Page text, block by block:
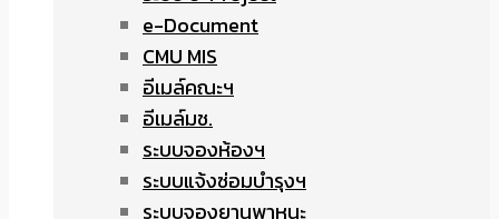
e-Document
CMU MIS
อีเมล์คณะฯ
อีเมล์มช.
ระบบจองห้องฯ
ระบบแจ้งซ่อมบำรุงฯ
ระบบจองยานพาหนะ